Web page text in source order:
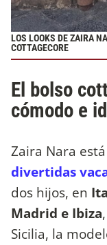
LOS LOOKS DE ZAIRA
COTTAGECORE
El bolso
cómodo e
Zaira Nara
divertidas
dos hijos, en
Madrid e Ibiza
Sicilia, la